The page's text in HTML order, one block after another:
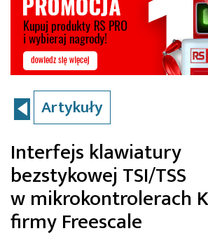
Artykuły
Interfejs klawiatury
bezstykowej TSI/TSS
w mikrokontrolerach
firmy Freescale